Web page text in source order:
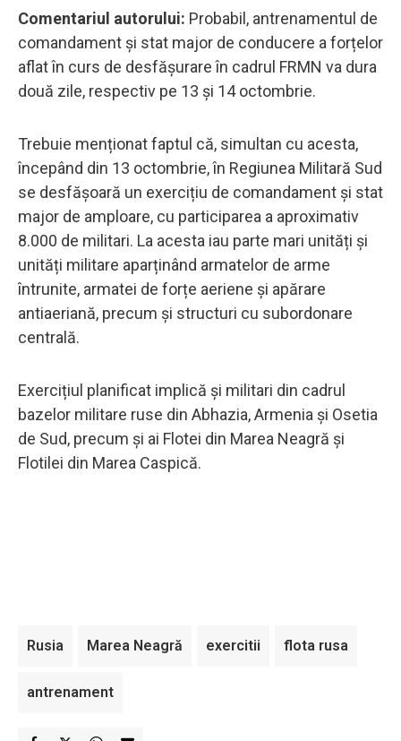
Comentariul autorului: Probabil, antrenamentul de
comandament și stat major de conducere a forțelor
aflat în curs de desfășurare în cadrul FRMN va dura
două zile, respectiv pe 13 și 14 octombrie.
Trebuie menționat faptul că, simultan cu acesta,
începând din 13 octombrie, în Regiunea Militară Sud
se desfășoară un exercițiu de comandament și stat
major de amploare, cu participarea a aproximativ
8.000 de militari. La acesta iau parte mari unități și
unități militare aparținând armatelor de arme
întrunite, armatei de forțe aeriene și apărare
antiaeriană, precum și structuri cu subordonare
centrală.
Exercițiul planificat implică și militari din cadrul
bazelor militare ruse din Abhazia, Armenia și Osetia
de Sud, precum și ai Flotei din Marea Neagră și
Flotilei din Marea Caspică.
Rusia Marea Neagră exercitii flota rusa
antrenament